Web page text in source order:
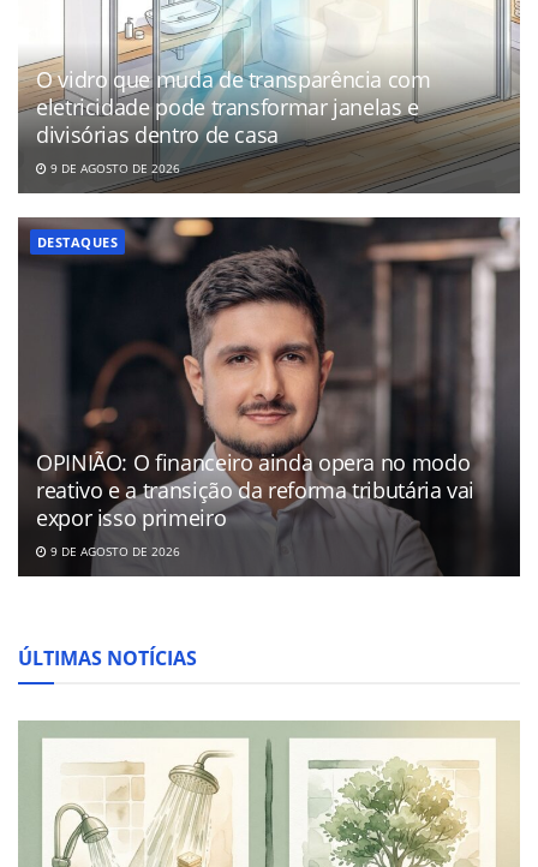
O vidro que muda de transparência com
eletricidade pode transformar janelas e
divisórias dentro de casa
9 DE AGOSTO DE 2026
DESTAQUES
OPINIÃO: O financeiro ainda opera no modo
reativo e a transição da reforma tributária vai
expor isso primeiro
9 DE AGOSTO DE 2026
ÚLTIMAS NOTÍCIAS